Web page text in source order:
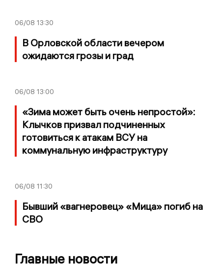
06/08 13:30
В Орловской области вечером
ожидаются грозы и град
06/08 13:00
«Зима может быть очень непростой»:
Клычков призвал подчиненных
готовиться к атакам ВСУ на
коммунальную инфраструктуру
06/08 11:30
Бывший «вагнеровец» «Мица» погиб на
СВО
Главные новости